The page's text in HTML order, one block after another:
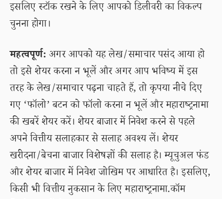
इसलिए स्टॉक रखने के लिए आपको डिलीवरी का विकल्प
चुनना होगा।
महत्वपूर्ण: अगर आपको यह लेख/समाचार पसंद आया हो
तो इसे शेयर करना न भूलें और अगर आप भविष्य में इस
तरह के लेख/समाचार पढ़ना चाहते हैं, तो कृपया नीचे दिए
गए ‘फॉलो’ बटन को फॉलो करना न भूलें और महाराष्ट्रनामा
की खबरें शेयर करें। शेयर बाजार में निवेश करने से पहले
अपने वित्तीय सलाहकार से सलाह अवश्य लें। शेयर
खरीदना/बेचना बाजार विशेषज्ञों की सलाह है। म्यूचुअल फंड
और शेयर बाजार में निवेश जोखिम पर आधारित है। इसलिए,
किसी भी वित्तीय नुकसान के लिए महाराष्ट्रनामा.कॉम